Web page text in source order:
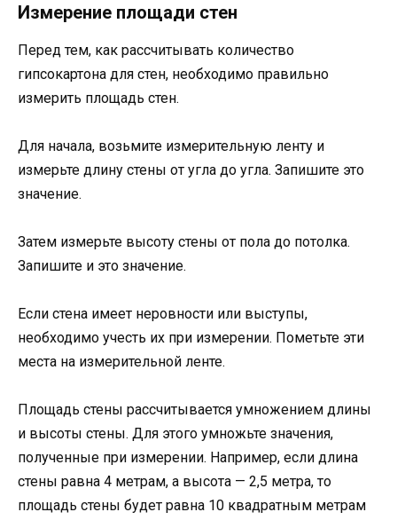
Измерение площади стен
Перед тем, как рассчитывать количество
гипсокартона для стен, необходимо правильно
измерить площадь стен.
Для начала, возьмите измерительную ленту и
измерьте длину стены от угла до угла. Запишите это
значение.
Затем измерьте высоту стены от пола до потолка.
Запишите и это значение.
Если стена имеет неровности или выступы,
необходимо учесть их при измерении. Пометьте эти
места на измерительной ленте.
Площадь стены рассчитывается умножением длины
и высоты стены. Для этого умножьте значения,
полученные при измерении. Например, если длина
стены равна 4 метрам, а высота — 2,5 метра, то
площадь стены будет равна 10 квадратным метрам